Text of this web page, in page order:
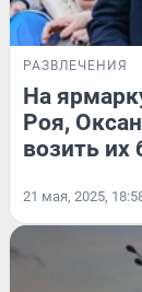
РАЗВЛЕЧЕНИЯ
На
Роя,
возить их
21 мая, 2025,